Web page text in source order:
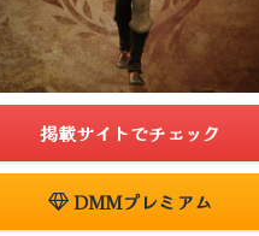
掲載サイトでチェック
DMMプレミアム